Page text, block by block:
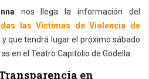
nos llega la información del
las Víctimas de Violencia de
que tendrá lugar el próximo sábado
en el Teatro Capitolio de Godella.
en